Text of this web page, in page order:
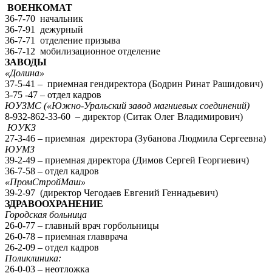
ВОЕНКОМАТ
36-7-70 начальник
36-7-91 дежурный
36-7-71 отделение призыва
36-7-12 мобилизационное отделение
ЗАВОДЫ
«Долина»
37-5-41 – приемная гендиректора (Бодрин Ринат Рашидович)
3-75 -47 – отдел кадров
ЮУЗМС («Южно-Уральский завод магниевых соединений)
8-932-862-33-60 – директор (Ситак Олег Владимирович)
ЮУКЗ
27-3-46 – приемная директора (Зубанова Людмила Сергеевна)
ЮУМЗ
39-2-49 – приемная директора (Димов Сергей Георгиевич)
36-7-58 – отдел кадров
«ПромСтройМаш»
39-2-97 (директор Чегодаев Евгений Геннадьевич)
ЗДРАВООХРАНЕНИЕ
Городская больница
26-0-77 – главный врач горбольницы
26-0-78 – приемная главврача
26-2-09 – отдел кадров
Поликлиника:
26-0-03 – неотложка